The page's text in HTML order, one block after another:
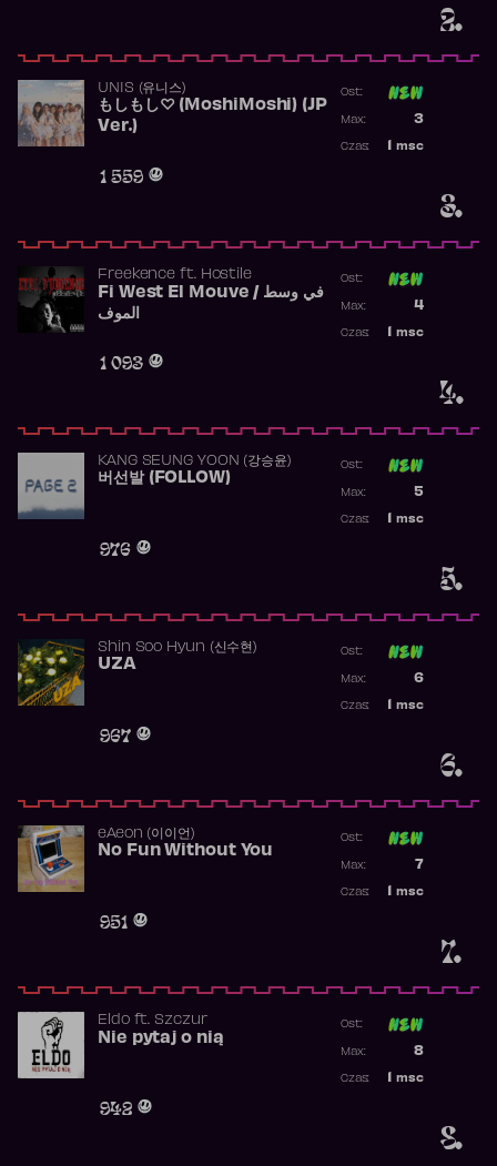
2.
3.
UNIS (유니스)
もしもし♡ (MoshiMoshi) (JP
Ver.)
1 559
Ost:
3
Max:
msc
Czas:
4.
Freekence ft. Hostile
Fi West El Mouve / في وسط
الموف
1 093
Ost:
4
Max:
msc
Czas:
5.
KANG SEUNG YOON (강승윤)
버선발 (FOLLOW)
976
Ost:
5
Max:
msc
Czas:
6.
Shin Soo Hyun (신수현)
UZA
967
Ost:
6
Max:
msc
Czas:
7.
​eAeon (이이언)
No Fun Without You
951
Ost:
7
Max:
msc
Czas:
8.
Eldoft. Szczur
Nie pytaj o nią
942
Ost:
8
Max:
msc
Czas: